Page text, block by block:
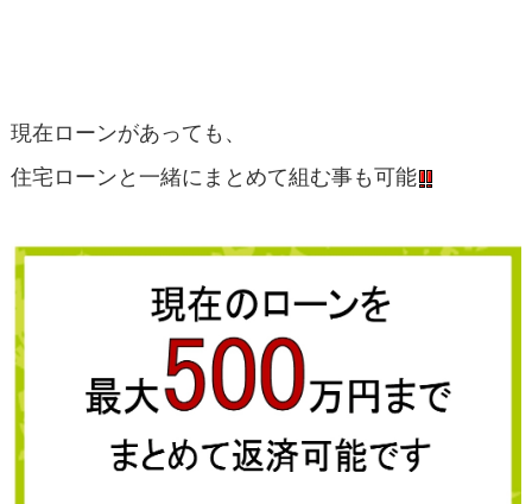
現在ローンがあっても、
住宅ローンと一緒にまとめて組む事も可能